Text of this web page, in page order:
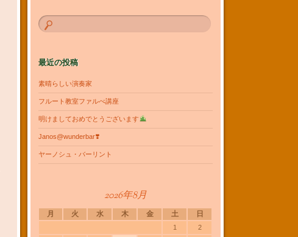
最近の投稿
素晴らしい演奏家
フルート教室ファルべ講座
明けましておめでとうございます
Janos@wunderbar❣️
ヤーノシュ・バーリント
2026年8月
月 火 水 木 金 土 日
1
2